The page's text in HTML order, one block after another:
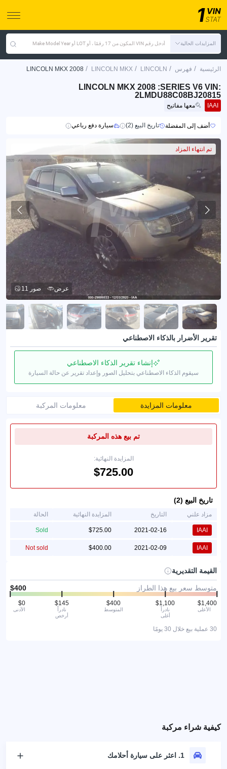
المزايدات الحالية أدخل رقم VIN المكون من 17 رقمًا ، أو LOT أو Make Model Year
الرئيسية / فهرس /
LINCOLN
/
LINCOLN MKX
/
LINCOLN MKX 2008
LINCOLN MKX 2008 :SERIES V6 VIN:
2LMDU88C08BJ20815
IAAI معها مفاتيح
أضف إلى المفضلة تاريخ البيع (2) سيارة دفع رباعي
تم انتهاء المزاد
11 صور عرض
تقرير الأضرار بالذكاء الاصطناعي
إنشاء تقرير الذكاء الاصطناعي
سيقوم الذكاء الاصطناعي بتحليل الصور وإعداد تقرير عن حالة السيارة
معلومات المزايدة معلومات المركبة
تم بيع هذه المركبة
المزايدة النهائية:
تاريخ البيع (2)
مزاد علني التاريخ المزايدة النهائية الحالة
IAAI
2021-02-16
Sold
IAAI
2021-02-09
Not sold
القيمة التقديرية
متوسط سعر بيع هذا الطراز
الأدنى
نادراً
أرخص
المتوسط
نادراً
أغلى
الأعلى
30 عملية بيع خلال 30 يومًا
كيفية شراء مركبة
1. اعثر على سيارة أحلامك